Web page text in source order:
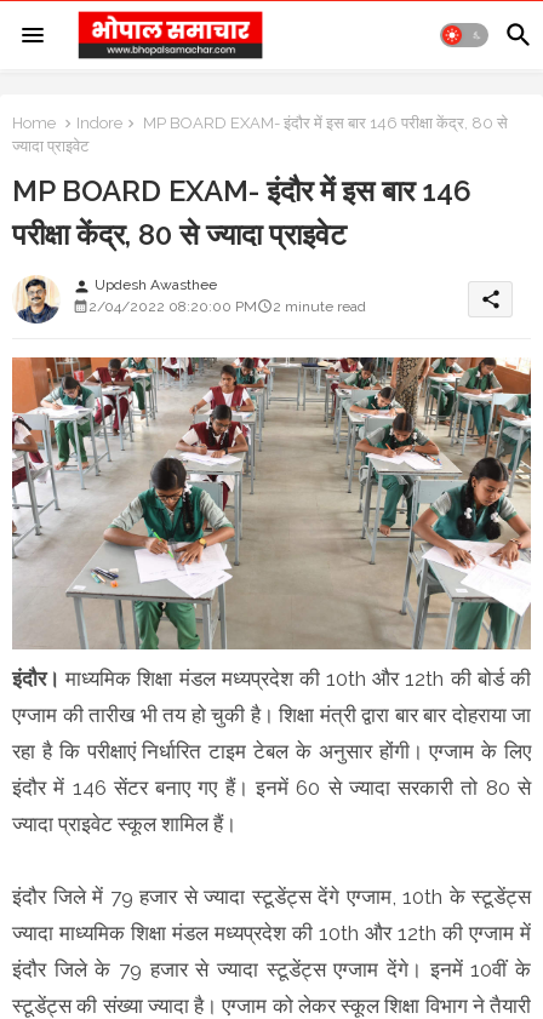
Home Indore
MP BOARD EXAM- इंदौर में इस बार 146 परीक्षा केंद्र, 80 से
ज्यादा प्राइवेट
MP BOARD EXAM- इंदौर में इस बार 146
परीक्षा केंद्र, 80 से ज्यादा प्राइवेट
person Updesh Awasthee
2/04/2022 08:20:00 PM
2 minute read share
इंदौर।माध्यमिक शिक्षा मंडल मध्यप्रदेश की 10th और 12th की बोर्ड की
एग्जाम की तारीख भी तय हो चुकी है। शिक्षा मंत्री द्वारा बार बार दोहराया जा
रहा है कि परीक्षाएं निर्धारित टाइम टेबल के अनुसार होंगी। एग्जाम के लिए
इंदौर में 146 सेंटर बनाए गए हैं। इनमें 60 से ज्यादा सरकारी तो 80 से
ज्यादा प्राइवेट स्कूल शामिल हैं।
इंदौर जिले में 79 हजार से ज्यादा स्टूडेंट्स देंगे एग्जाम, 10th के स्टूडेंट्स
ज्यादा माध्यमिक शिक्षा मंडल मध्यप्रदेश की 10th और 12th की एग्जाम में
इंदौर जिले के 79 हजार से ज्यादा स्टूडेंट्स एग्जाम देंगे। इनमें 10वीं के
स्टूडेंट्स की संख्या ज्यादा है। एग्जाम को लेकर स्कूल शिक्षा विभाग ने तैयारी